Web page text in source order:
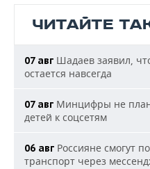
ЧИТАЙТЕ
07 авг Шадаев заявил,
остается навсегда
07 авг Минцифры не
детей к соцсетям
06 авг Россияне смогут
транспорт через